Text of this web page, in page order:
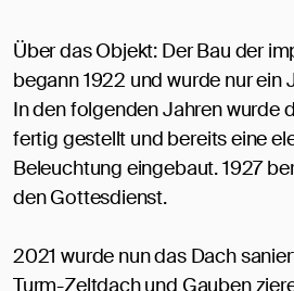
Über das Objekt: Der Bau der
begann 1922 und wurde nur ein
In den folgenden Jahren wurde
fertig gestellt und bereits eine
Beleuchtung eingebaut. 1927
den Gottesdienst.
2021 wurde nun das Dach
Turm-Zeltdach und Gauben